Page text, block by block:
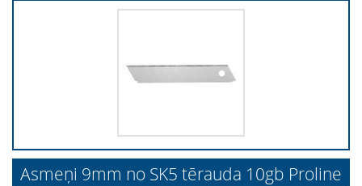
Asmeņi 9mm no SK5 tērauda 10gb Proline